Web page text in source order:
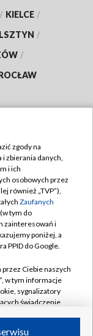
/ KIELCE /
/
/
zgody na
zbierania danych,
i ich
osobowych przez
również „TVP”),
Zaufanych
tym do
zainteresowań i
poniżej, a
PPID do Google.
Ciebie naszych
w tym informacje
sygnalizatory
świadczenie